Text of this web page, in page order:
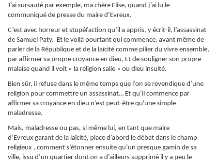
J’ai sursauté par exemple, ma chère Elise, quand j’ai lu le
communiqué de presse du maire d’Evreux.
C’est avec horreur et stupéfaction qu’il a appris, y écrit-il, l’assassinat
de Samuel Paty. Et le voilà pourtant qui commence, avant même de
parler de la République et de la laïcité comme pilier du vivre ensemble,
par affirmer sa propre croyance en dieu. Et de souligner son propre
malaise quand il voit « la religion salie » ou dieu insulté.
Bien sûr, il refuse dans le même temps que l’on se revendique d’une
religion pour commettre un assassinat… Et qu’il commence par
affirmer sa croyance en dieu n'est peut-être qu'une simple
maladresse.
Mais, maladresse ou pas, si même lui, en tant que maire
d’Evreux garant de la laïcité, place d’abord le débat dans le champ
religieux , comment s’étonner ensuite qu’un presque gamin de sa
ville, issu d’un quartier dont on a d’ailleurs supprimé il y a peu le